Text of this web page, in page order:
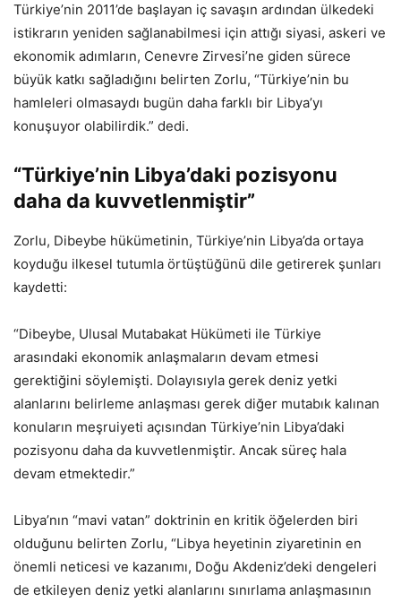
Türkiye’nin 2011’de başlayan iç savaşın ardından ülkedeki
istikrarın yeniden sağlanabilmesi için attığı siyasi, askeri ve
ekonomik adımların, Cenevre Zirvesi’ne giden sürece
büyük katkı sağladığını belirten Zorlu, “Türkiye’nin bu
hamleleri olmasaydı bugün daha farklı bir Libya’yı
konuşuyor olabilirdik.” dedi.
“Türkiye’nin Libya’daki pozisyonu
daha da kuvvetlenmiştir”
Zorlu, Dibeybe hükümetinin, Türkiye’nin Libya’da ortaya
koyduğu ilkesel tutumla örtüştüğünü dile getirerek şunları
kaydetti:
“Dibeybe, Ulusal Mutabakat Hükümeti ile Türkiye
arasındaki ekonomik anlaşmaların devam etmesi
gerektiğini söylemişti. Dolayısıyla gerek deniz yetki
alanlarını belirleme anlaşması gerek diğer mutabık kalınan
konuların meşruiyeti açısından Türkiye’nin Libya’daki
pozisyonu daha da kuvvetlenmiştir. Ancak süreç hala
devam etmektedir.”
Libya’nın “mavi vatan” doktrinin en kritik öğelerden biri
olduğunu belirten Zorlu, “Libya heyetinin ziyaretinin en
önemli neticesi ve kazanımı, Doğu Akdeniz’deki dengeleri
de etkileyen deniz yetki alanlarını sınırlama anlaşmasının